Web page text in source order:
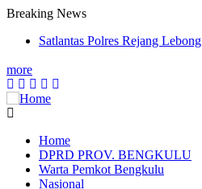
Breaking News
Satlantas Polres Rejang
Jasa Raharja Serahkan
Biddokes Polda Bengkulu
more
Main
navigation
Home
DPRD PROV. BENGKULU
Warta Pemkot Bengkulu
Nasional